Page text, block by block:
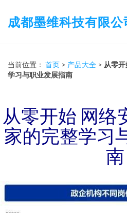
成都墨维科技有限公
当前位置： 首页 > 产品大全 > 从零
学习与职业发展指南
从零开始 网络
家的完整学习
南